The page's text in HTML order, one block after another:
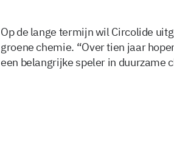
Op de lange termijn wil Circolide
groene chemie. “Over tien jaar
een belangrijke speler in duurzame